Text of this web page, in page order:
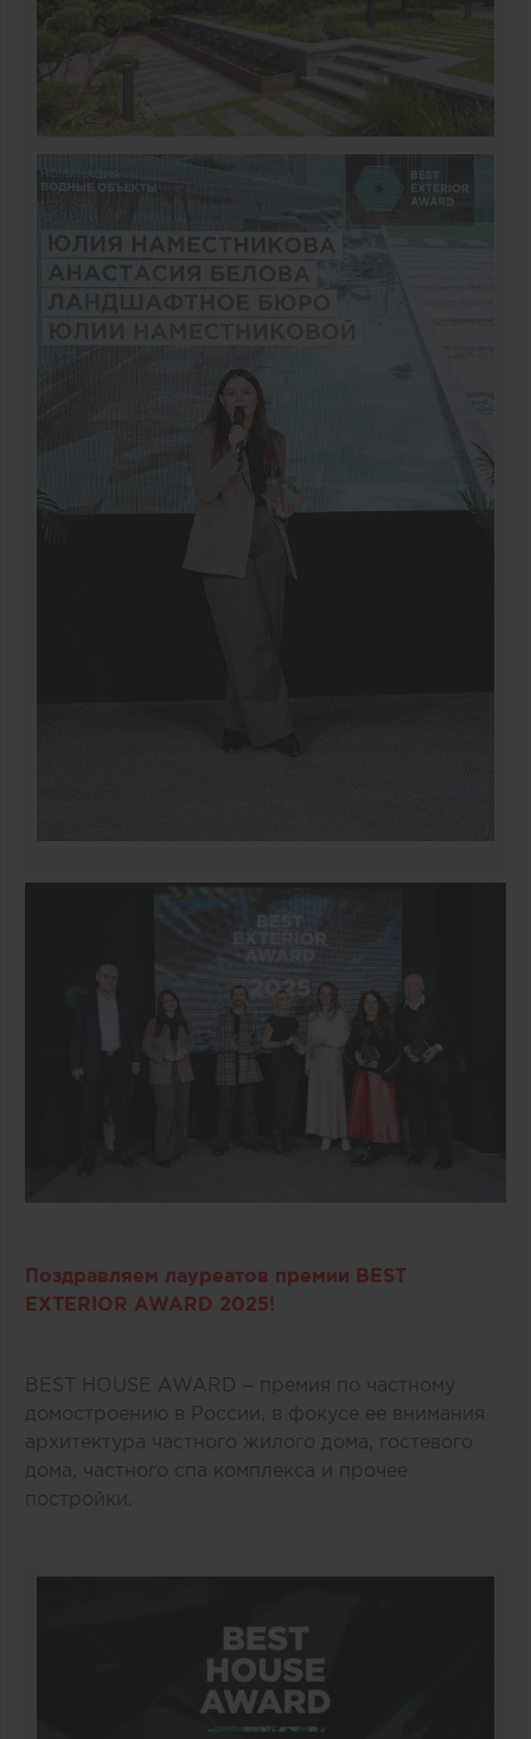
Поздравляем лауреатов премии BEST
EXTERIOR AWARD 2025!
BEST HOUSE AWARD – премия по частному
домостроению в России, в фокусе ее внимания
архитектура частного жилого дома, гостевого
дома, частного спа комплекса и прочее
постройки.